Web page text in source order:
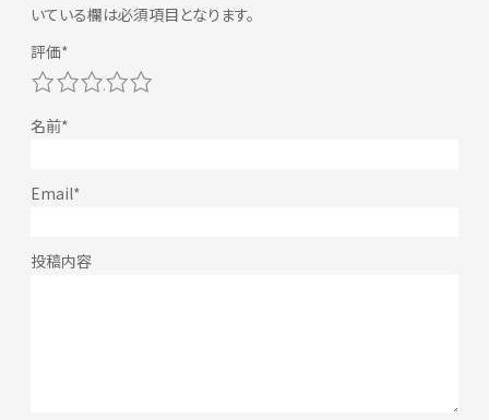
いている欄は必須項目となります。
5
4
3
2